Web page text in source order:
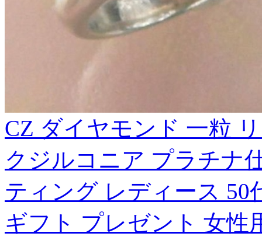
CZ ダイヤモンド 一粒
クジルコニア プラチナ
ティング レディース 50
ギフト プレゼント 女性